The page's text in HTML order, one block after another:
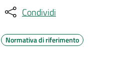
Condividi
Normativa di riferimento